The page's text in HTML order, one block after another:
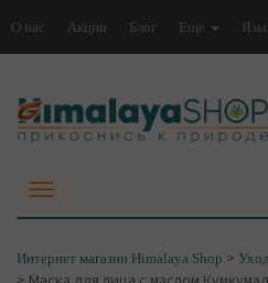
О нас Акции Блог Еще
Интернет магазин Himalaya Shop >